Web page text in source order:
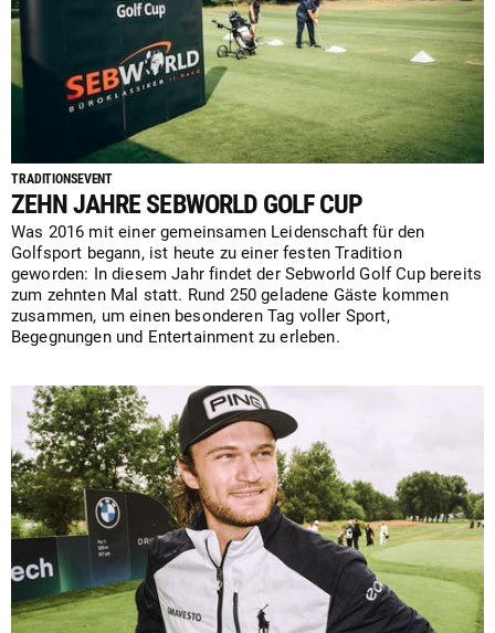
TRADITIONSEVENT
ZEHN JAHRE SEBWORLD GOLF CUP
Was 2016 mit einer gemeinsamen Leidenschaft für den
Golfsport begann, ist heute zu einer festen Tradition
geworden: In diesem Jahr findet der Sebworld Golf Cup bereits
zum zehnten Mal statt. Rund 250 geladene Gäste kommen
zusammen, um einen besonderen Tag voller Sport,
Begegnungen und Entertainment zu erleben.